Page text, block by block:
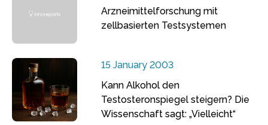
Arzneimittelforschung mit
zellbasierten Testsystemen
15 January 2003
Kann Alkohol den
Testosteronspiegel steigern? Die
Wissenschaft sagt: „Vielleicht“